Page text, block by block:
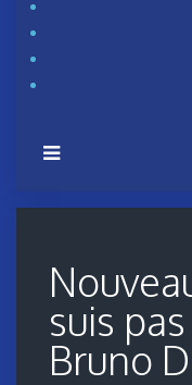
suis
Bruno